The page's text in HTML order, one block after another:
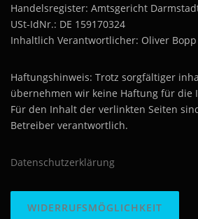
Handelsregister: Amtsgericht
USt-IdNr.: DE 159170324
Inhaltlich Verantwortlicher: Oliver
Haftungshinweis: Trotz sorgfältiger
übernehmen wir keine Haftung für die
Für den Inhalt der verlinkten Seiten
Betreiber verantwortlich.
Datenschutzerklärung
WIDERRUFSMÖGLICHKEIT